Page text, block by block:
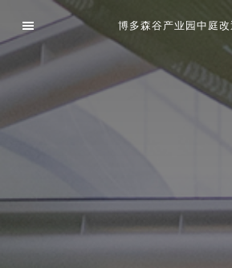
博多森谷产业园中庭改